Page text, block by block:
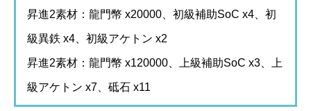
昇進2素材：龍門幣 x20000、初級補助SoC x4、初
級異鉄 x4、初級アケトン x2
昇進2素材：龍門幣 x120000、上級補助SoC x3、上
級アケトン x7、砥石 x11